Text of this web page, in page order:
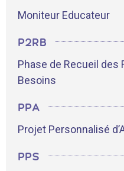
Moniteur Educateur
P2RB
Phase de Recueil
Besoins
PPA
Projet Personnalisé
PPS